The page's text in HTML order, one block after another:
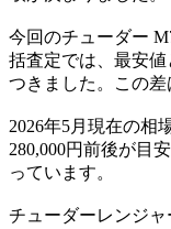
今回のチューダー
括査定では、最安
つきました。この差
2026年5月現在の相
280,000円前後が目
っています。
チューダーレンジャ